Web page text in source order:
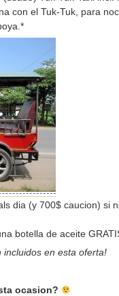
con el Tuk-Tuk, para
dia (y 700$ caucion) si
botella de aceite
incluidos en esta oferta!
ocasion?